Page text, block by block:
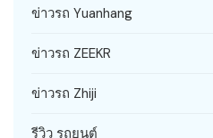
ข่าวรถ Yuanhang
ข่าวรถ ZEEKR
ข่าวรถ Zhiji
รีวิว รถยนต์